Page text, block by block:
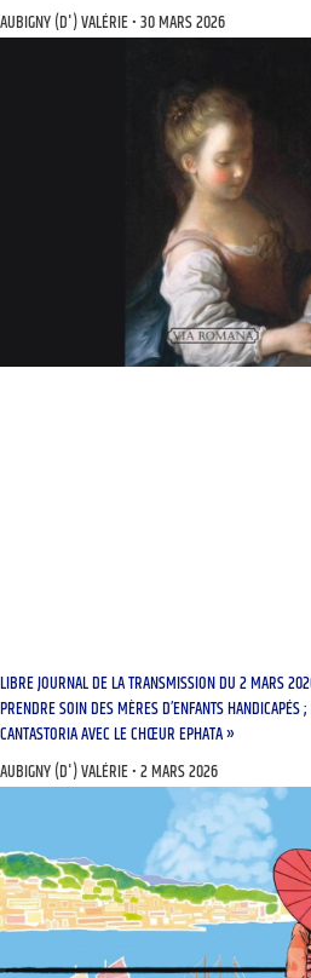
AUBIGNY (D') VALÉRIE 30 MARS 2026
LIBRE JOURNAL DE LA TRANSMISSION DU 2 MARS
PRENDRE SOIN DES MÈRES D’ENFANTS HANDICAPÉS
CANTASTORIA AVEC LE CHŒUR EPHATA »
AUBIGNY (D') VALÉRIE 2 MARS 2026